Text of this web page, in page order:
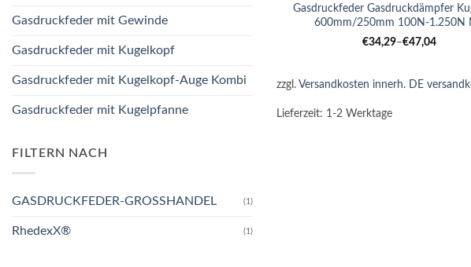
Gasdruckfeder mit Gewinde
Gasdruckfeder mit Kugelkopf
Gasdruckfeder mit Kugelkopf-Auge Kombi
Gasdruckfeder mit Kugelpfanne
FILTERN NACH
GASDRUCKFEDER-GROSSHANDEL (1)
RhedexX® (1)
Gasdruckfeder Gasdruckdämpfer
600mm/250mm 100N-1.250N
€34,29–€47,04
zzgl. Versandkosten innerh. DE
Lieferzeit: 1-2 Werktage